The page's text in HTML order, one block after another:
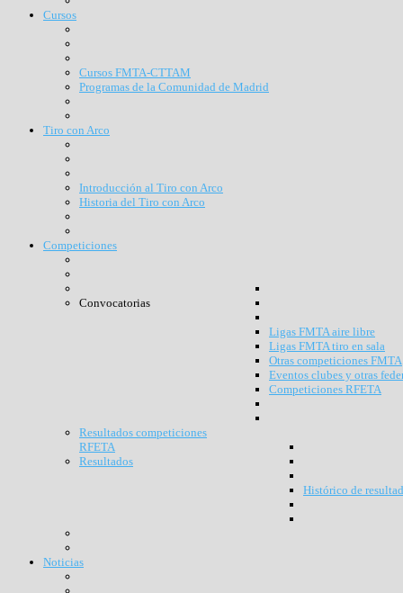
Cursos
Cursos FMTA-CTTAM
Programas de la Comunidad de Madrid
Tiro con Arco
Introducción al Tiro con Arco
Historia del Tiro con Arco
Competiciones
Convocatorias
Ligas FMTA aire libre
Ligas FMTA tiro en sala
Otras competiciones FMTA
Eventos clubes y otras
Competiciones RFETA
Resultados competiciones
RFETA
Resultados
Histórico de
Noticias